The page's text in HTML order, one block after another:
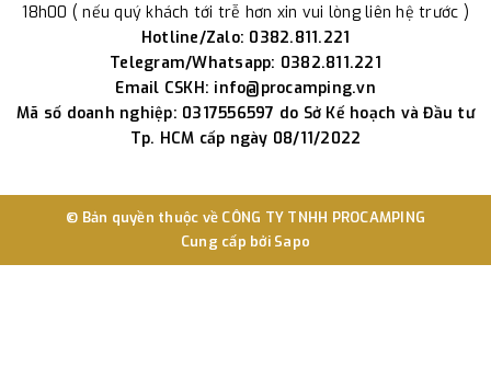
18h00 ( nếu quý khách tới trễ hơn xin vui lòng liên hệ trước )
Hotline/Zalo: 0382.811.221
Telegram/Whatsapp: 0382.811.221
Email CSKH: info@procamping.vn
Mã số doanh nghiệp: 0317556597 do Sở Kế hoạch và Đầu tư
Tp. HCM cấp ngày 08/11/2022
© Bản quyền thuộc về CÔNG TY TNHH PROCAMPING
Cung cấp bởi Sapo